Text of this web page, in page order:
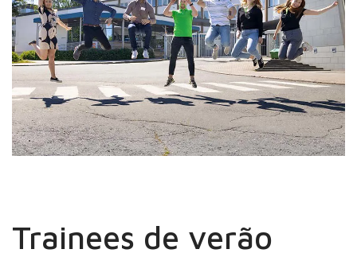
Trainees de verão